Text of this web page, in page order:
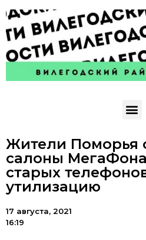
Жители Поморья
салоны
старых
утилизацию
17 августа, 2021
16:19